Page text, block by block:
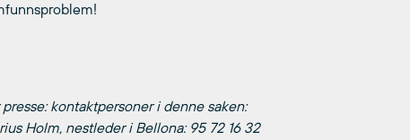
presse: kontaktpersoner i denne saken:
Holm, nestleder i Bellona: 95 72 16 32